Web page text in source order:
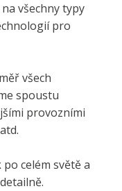
všechny typy
pro
všech
spoustu
provozními
celém světě a